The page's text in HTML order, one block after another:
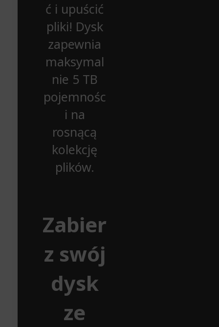
ć i upuścić
pliki! Dysk
zapewnia
maksymal
nie 5 TB
pojemnośc
i na
rosnącą
kolekcję
plików.
Zabier
z swój
dysk
ze